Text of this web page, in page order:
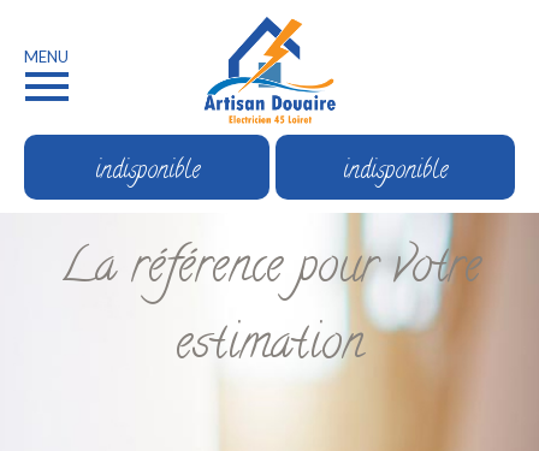
MENU
indisponible indisponible
La référence pour votre
estimation